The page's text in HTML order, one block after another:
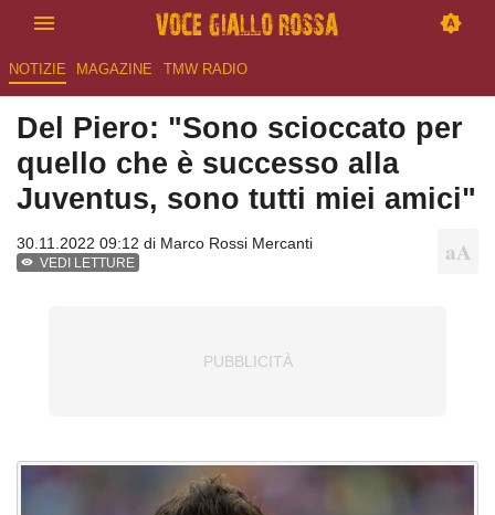
NOTIZIE MAGAZINE TMW RADIO
Del Piero: "Sono scioccato per
quello che è successo alla
Juventus, sono tutti miei amici"
30.11.2022 09:12 di Marco Rossi Mercanti
VEDI LETTURE